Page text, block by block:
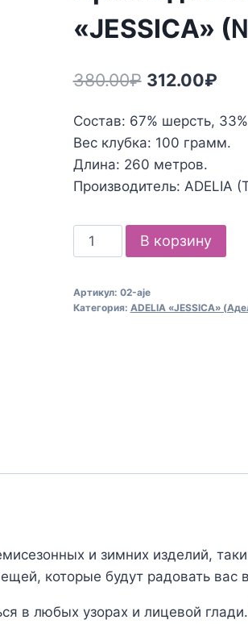
«JESSICA»
380.00₽
составляла
380.00₽.
312.00₽
Состав: 67% шерсть,
Вес клубка: 100 грамм.
Длина: 260 метров.
Производитель: ADELIA
Количество
товара
для
В корзину
Артикул: 02-aje
Категория: ADELIA «JESSICA»
и зимних изделий,
которые будут радовать вас
в любых узорах и лицевой